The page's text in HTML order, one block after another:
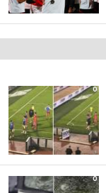
0
0